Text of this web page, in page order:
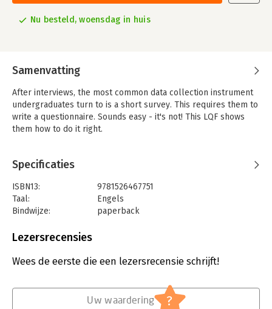
Nu besteld, woensdag in huis
Samenvatting
After interviews, the most common data collection instrument
undergraduates turn to is a short survey. This requires them to
write a questionnaire. Sounds easy - it's not! This LQF shows
them how to do it right.
Specificaties
ISBN13:
9781526467751
Taal:
Engels
Bindwijze:
paperback
Uitgever:
Verschijningsdatum:
25-2-2023
Communicatie en media
Lezersrecensies
Wees de eerste die een lezersrecensie schrijft!
Uw waardering ?